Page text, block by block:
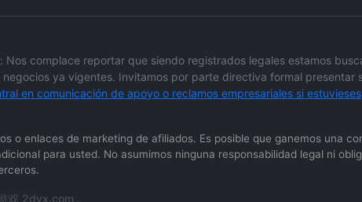
complace reportar que siendo registrados legales estamos
ya vigentes. Invitamos por parte directiva formal presentar
en comunicación de apoyo o reclamos empresariales si estuvieses
o enlaces de marketing de afiliados. Es posible que ganemos una
para usted. No asumimos ninguna responsabilidad legal ni
戏 2dyx.com .